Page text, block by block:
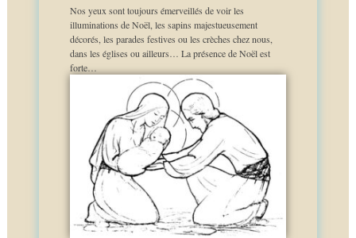
Nos yeux sont toujours émerveillés de voir les
illuminations de Noël, les sapins majestueusement
décorés, les parades festives ou les crèches chez nous,
dans les églises ou ailleurs… La présence de Noël est
forte…